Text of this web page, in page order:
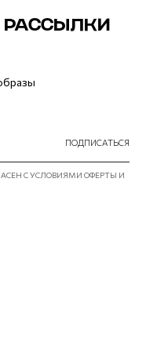
ПОДПИСАТЬСЯ
С УСЛОВИЯМИ ОФЕРТЫ И